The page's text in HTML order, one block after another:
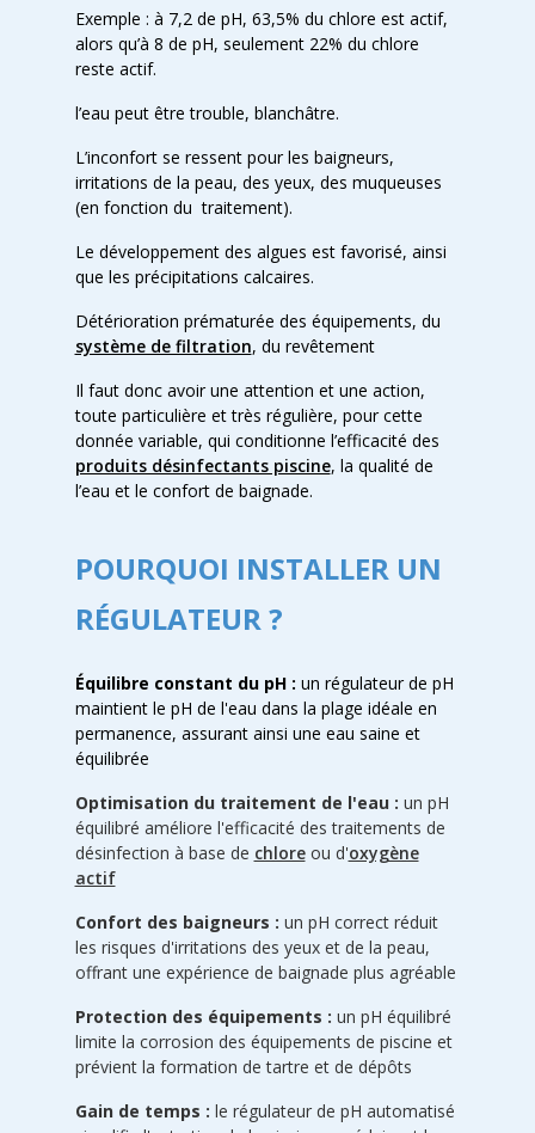
Exemple : à 7,2 de pH, 63,5% du chlore est actif,
alors qu’à 8 de pH, seulement 22% du chlore
reste actif.
l’eau peut être trouble, blanchâtre.
L’inconfort se ressent pour les baigneurs,
irritations de la peau, des yeux, des muqueuses
(en fonction du traitement).
Le développement des algues est favorisé, ainsi
que les précipitations calcaires.
Détérioration prématurée des équipements, du
système de filtration, du revêtement
Il faut donc avoir une attention et une action,
toute particulière et très régulière, pour cette
donnée variable, qui conditionne l’efficacité des
produits désinfectants piscine, la qualité de
l’eau et le confort de baignade.
POURQUOI INSTALLER UN
RÉGULATEUR ?
Équilibre constant du pH : un régulateur de pH
maintient le pH de l'eau dans la plage idéale en
permanence, assurant ainsi une eau saine et
équilibrée
Optimisation du traitement de l'eau : un pH
équilibré améliore l'efficacité des traitements de
désinfection à base de chloreou d'oxygène
actif
Confort des baigneurs : un pH correct réduit
les risques d'irritations des yeux et de la peau,
offrant une expérience de baignade plus agréable
Protection des équipements : un pH équilibré
limite la corrosion des équipements de piscine et
prévient la formation de tartre et de dépôts
Gain de temps : le régulateur de pH automatisé